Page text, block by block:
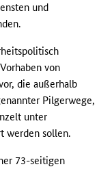
und
von
die außerhalb
Pilgerwege,
unter
werden sollen.
73-seitigen